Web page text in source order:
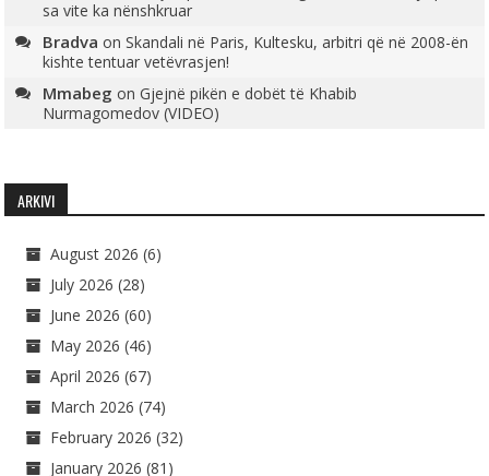
sa vite ka nënshkruar
Bradva onSkandali në Paris, Kultesku, arbitri që në 2008-ën
kishte tentuar vetëvrasjen!
Mmabeg onGjejnë pikën e dobët të Khabib
Nurmagomedov (VIDEO)
ARKIVI
August 2026 (6)
July 2026 (28)
June 2026 (60)
May 2026 (46)
April 2026 (67)
March 2026 (74)
February 2026 (32)
January 2026 (81)